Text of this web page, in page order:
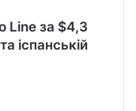
Line за $4,3
іспанській